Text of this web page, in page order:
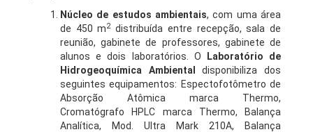
Núcleo de estudos ambientais, com uma área
de 450 m2distribuída entre recepção, sala de
reunião, gabinete de professores, gabinete de
alunos e dois laboratórios. O Laboratório de
Hidrogeoquímica Ambientaldisponibiliza dos
seguintes equipamentos: Espectofotômetro de
Absorção Atômica marca Thermo,
Cromatógrafo HPLC marca Thermo, Balança
Analítica, Mod. Ultra Mark 210A, Balança